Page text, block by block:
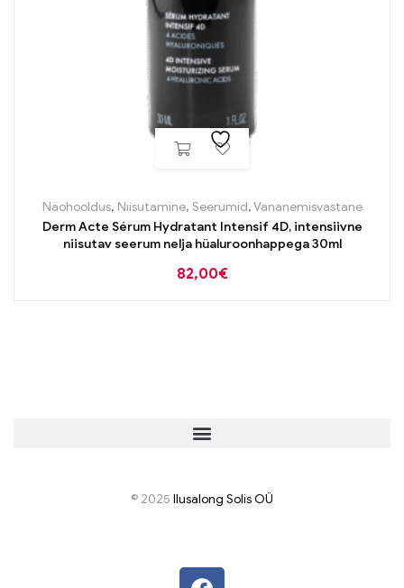
Näohooldus, Niisutamine, Seerumid,Vananemisvastane
Derm Acte Sérum Hydratant Intensif 4D, intensiivne
niisutav seerum nelja hüaluroonhappega 30ml
82,00€
© 2025 Ilusalong Solis OÜ